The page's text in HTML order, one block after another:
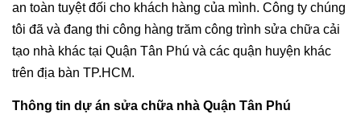
an toàn tuyệt đối cho khách hàng của mình. Công ty chúng
tôi đã và đang thi công hàng trăm công trình sửa chữa cải
tạo nhà khác tại Quận Tân Phú và các quận huyện khác
trên địa bàn TP.HCM.
Thông tin dự án sửa chữa nhà Quận Tân Phú